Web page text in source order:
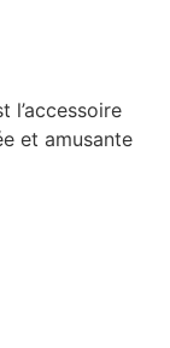
l’accessoire
et amusante